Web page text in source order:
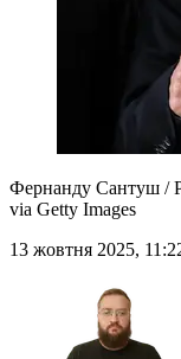
Фернанду Сантуш /
via Getty Images
13 жовтня 2025,